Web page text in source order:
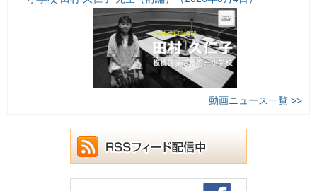
動画ニュース一覧 >>